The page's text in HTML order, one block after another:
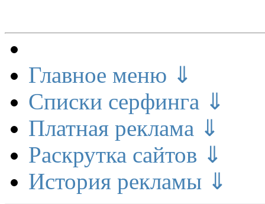
Главное меню ⇓
Списки серфинга ⇓
Платная реклама ⇓
Раскрутка сайтов ⇓
История рекламы ⇓